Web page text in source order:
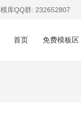
模库QQ群: 232652807
首页 免费模板区